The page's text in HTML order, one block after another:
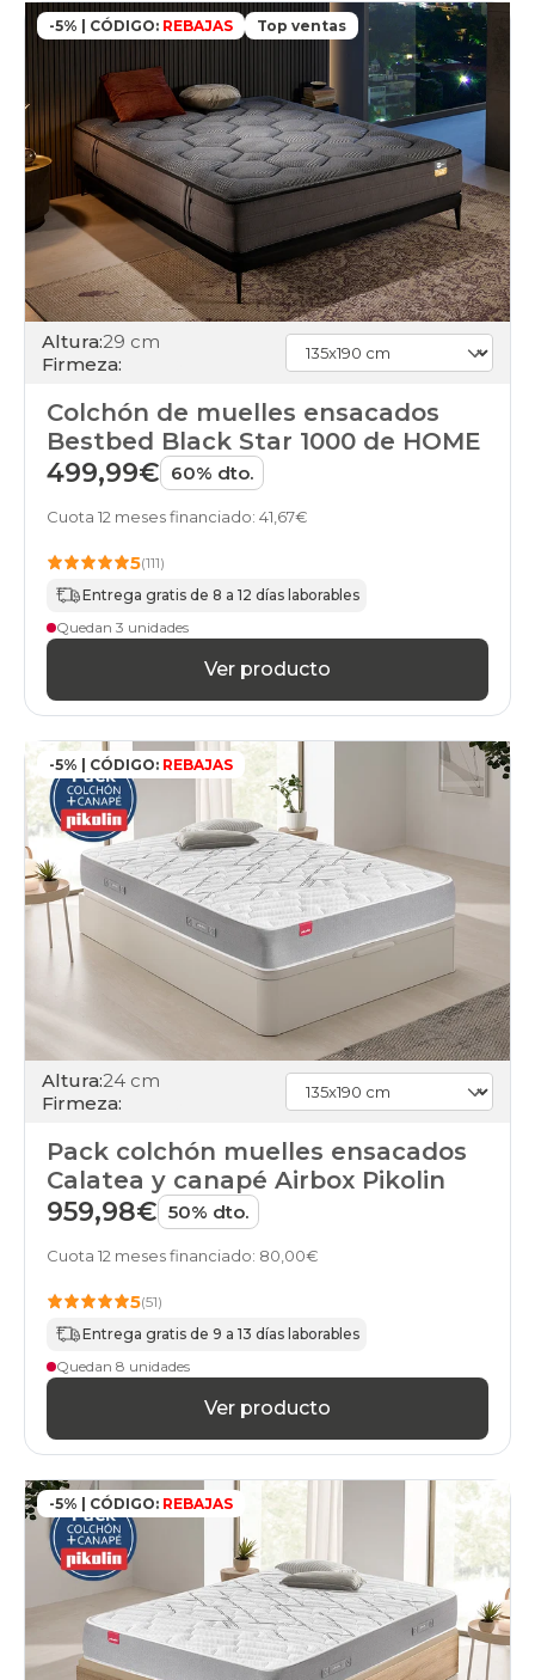
-5% | CÓDIGO: REBAJAS Top ventas
Altura:29 cm
Firmeza:
Colchón de muelles ensacados
Bestbed Black Star 1000 de HOME
499,99€ 60% dto.
Cuota 12 meses financiado: 41,67€
5(111)
Entrega gratis de 8 a 12 días laborables
Quedan 3 unidades
Ver producto
-5% | CÓDIGO: REBAJAS
Altura:24 cm
Firmeza:
Pack colchón muelles ensacados
Calatea y canapé Airbox Pikolin
959,98€ 50% dto.
Cuota 12 meses financiado: 80,00€
5(51)
Entrega gratis de 9 a 13 días laborables
Quedan 8 unidades
Ver producto
-5% | CÓDIGO: REBAJAS